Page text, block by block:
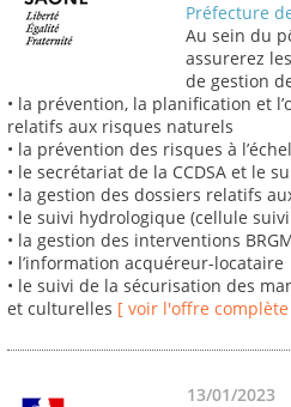
Préfecture
Au sein du
assurerez
de gestion
• la prévention, la planification et
relatifs aux risques naturels
• la prévention des risques à
• le secrétariat de la CCDSA et le
• la gestion des dossiers relatifs
• le suivi hydrologique (cellule
• la gestion des interventions
• l’information acquéreur-locataire
• le suivi de la sécurisation des
et culturelles [ voir l'offre
13/01/2023